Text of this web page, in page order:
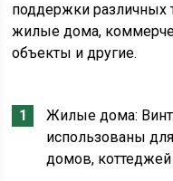
поддержки различных
жилые дома,
объекты и другие.
Жилые дома:
использованы
домов, коттеджей